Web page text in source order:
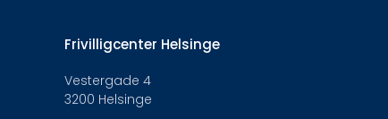
Frivilligcenter Helsinge
Vestergade 4
3200 Helsinge